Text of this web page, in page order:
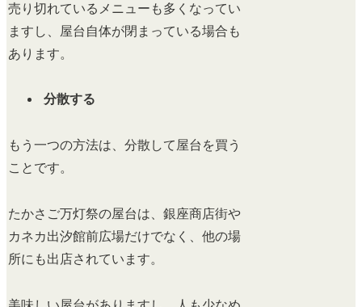
売り切れているメニューも多くなってい
ますし、屋台自体が閉まっている場合も
あります。
分散する
もう一つの方法は、分散して屋台を買う
ことです。
たかさご万灯祭の屋台は、銀座商店街や
カネカ出汐館前広場だけでなく、他の場
所にも出店されています。